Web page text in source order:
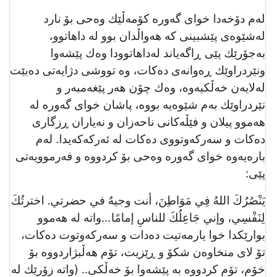
لەم دۆخەدا خوای گەورە كۆمەڵێك وەحی بۆ نارد
لەشێوەی پێشبینی كە هەواڵدان بوو لە داهاتوو،
بەجۆرێك پێی ڕاگەیاند لەداهاتوودا وەك پێشەوا
ونێردراوێك ڕەوانەی دەكات، وە تووشی دژایەتی دەبێت
لەلایەن خەڵكیەوە، وەك چۆن هەر پێغەمبەر و
نێردراوێك بەم شێوەیە بووە، پاشان خوای گەورە لە
هەموو پیلان و فێڵەكانی ناحەزان و نەیاران ڕزگاری
دەكات و سەركەوتووی دەكات لە ئەركەكەیدا. لەم
بارەیەوە خوای گەورە وەحی بۆ كردووە و فەرموویەتی
پێی:
يَنْصُرُكَ اللهُ فِي مَوَاطِنَ، أنت وجیهٌ في حضرتي. اخترتُكَ
لِنَفْسِي، وإني جَاعِلُكَ للناسِ إمامًا…واتە لە هەموو
بوارێكدا خوا یارمەتیت دەدات و سەركەوتوت دەكات،
تۆ لای منخاوەن شكۆ و ڕێزیت، تۆم هەڵبژاردووە بۆ
خۆم، تۆم كردووە بە پێشەوا بۆ خەڵكی.. (واتە زۆرێك لە